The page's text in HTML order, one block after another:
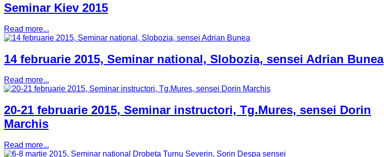
Seminar Kiev 2015
Read more...
14 februarie 2015, Seminar national, Slobozia, sensei Adrian Bunea
Read more...
20-21 februarie 2015, Seminar instructori, Tg.Mures, sensei Dorin
Marchis
Read more...